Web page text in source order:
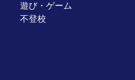
遊び・ゲーム
不登校